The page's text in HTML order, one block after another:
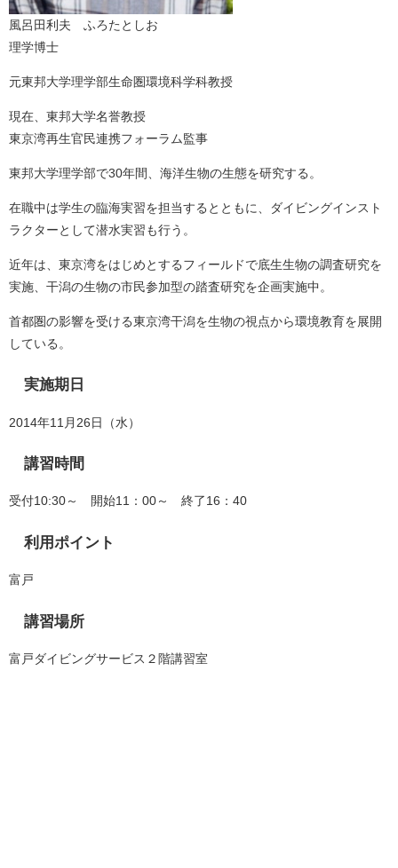
風呂田利夫 ふろたとしお
理学博士
元東邦大学理学部生命圏環境科学科教授
現在、東邦大学名誉教授
東京湾再生官民連携フォーラム監事
東邦大学理学部で30年間、海洋生物の生態を研究する。
在職中は学生の臨海実習を担当するとともに、ダイビングインスト
ラクターとして潜水実習も行う。
近年は、東京湾をはじめとするフィールドで底生生物の調査研究を
実施、干潟の生物の市民参加型の踏査研究を企画実施中。
首都圏の影響を受ける東京湾干潟を生物の視点から環境教育を展開
している。
実施期日
2014年11月26日（水）
講習時間
受付10:30～ 開始11：00～ 終了16：40
利用ポイント
富戸
講習場所
富戸ダイビングサービス２階講習室